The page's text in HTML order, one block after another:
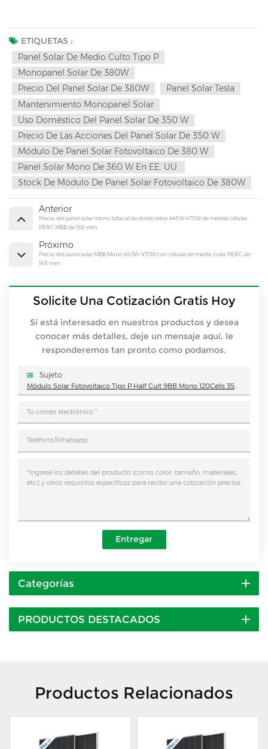
ETIQUETAS :
Panel Solar De Medio Culto Tipo P
Monopanel Solar De 380W
Precio Del Panel Solar De 380W
Panel Solar Tesla
Mantenimiento Monopanel Solar
Uso Doméstico Del Panel Solar De 350 W
Precio De Las Acciones Del Panel Solar De 350 W
Módulo De Panel Solar Fotovoltaico De 380 W
Panel Solar Mono De 360 W En EE. UU.
Stock De Módulo De Panel Solar Fotovoltaico De 380W
Anterior
Precio del panel solar mono bifacial de doble vidrio 445W-475W de medias células
PERC MBB de 166 mm
Próximo
Precio del panel solar MBB Mono 450W-470W con células de medio culto PERC de
166 mm
Solicite Una Cotización Gratis Hoy
Si está interesado en nuestros productos y desea
conocer más detalles, deje un mensaje aquí, le
responderemos tan pronto como podamos.
Sujeto :
Entregar
Categorías
PRODUCTOS DESTACADOS
Productos Relacionados